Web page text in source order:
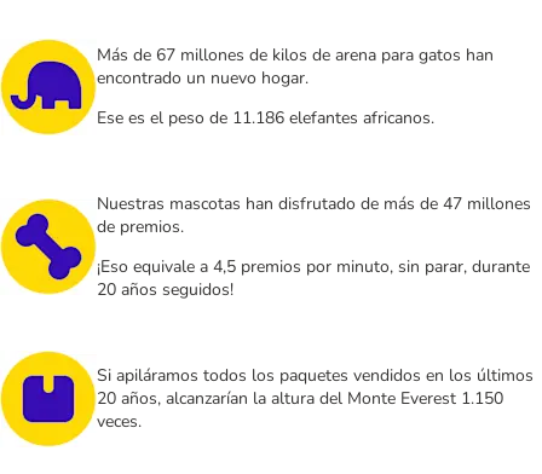
Más de 67 millones de kilos de arena para gatos han
encontrado un nuevo hogar.
Ese es el peso de 11.186 elefantes africanos.
Nuestras mascotas han disfrutado de más de 47 millones
de premios.
¡Eso equivale a 4,5 premios por minuto, sin parar, durante
20 años seguidos!
Si apiláramos todos los paquetes vendidos en los últimos
20 años, alcanzarían la altura del Monte Everest 1.150
veces.